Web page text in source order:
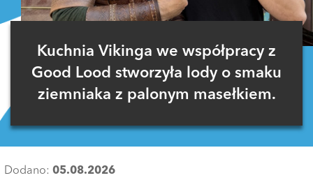
Kuchnia Vikinga we współpracy z
Good Lood stworzyła lody o smaku
ziemniaka z palonym masełkiem.
Dodano: 05.08.2026